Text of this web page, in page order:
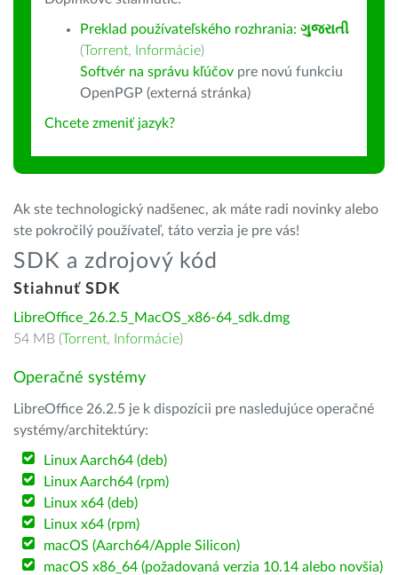
Preklad používateľského rozhrania: ગુજરાતી
(Torrent, Informácie)
Softvér na správu kľúčov pre novú funkciu
OpenPGP (externá stránka)
Chcete zmeniť jazyk?
Ak ste technologický nadšenec, ak máte radi novinky alebo
ste pokročilý používateľ, táto verzia je pre vás!
SDK a zdrojový kód
Stiahnuť SDK
LibreOffice_26.2.5_MacOS_x86-64_sdk.dmg
54 MB (Torrent, Informácie)
Operačné systémy
LibreOffice 26.2.5 je k dispozícii pre nasledujúce operačné
systémy/architektúry:
Linux Aarch64 (deb)
Linux Aarch64 (rpm)
Linux x64 (deb)
Linux x64 (rpm)
macOS (Aarch64/Apple Silicon)
macOS x86_64 (požadovaná verzia 10.14 alebo novšia)